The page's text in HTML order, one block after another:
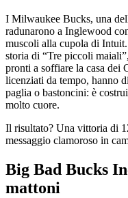
I Milwaukee Bucks, una
radunarono a Inglewood
muscoli alla cupola di
storia di “Tre piccoli
pronti a soffiare la casa dei
licenziati da tempo, hanno
paglia o bastoncini: è
molto cuore.
Il risultato? Una vittoria di
messaggio clamoroso in
Big Bad Bucks
mattoni